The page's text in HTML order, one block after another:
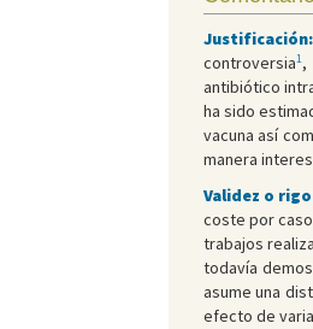
Justificación:
controversia1,
antibiótico
ha sido
vacuna así
manera
Validez o
coste por
trabajos
todavía
asume una
efecto de